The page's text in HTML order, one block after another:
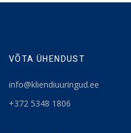
VÕTA ÜHENDUST
info@kliendiuuringud.ee
+372 5348 1806